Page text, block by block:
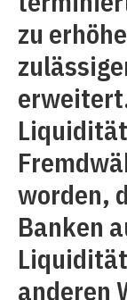
zu
worden,
Banken
anderen